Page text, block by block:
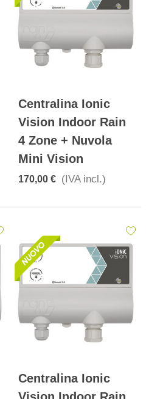
Centralina Ionic
Vision Indoor Rain
4 Zone + Nuvola
Mini Vision
170,00 € (IVA incl.)
Centralina Ionic